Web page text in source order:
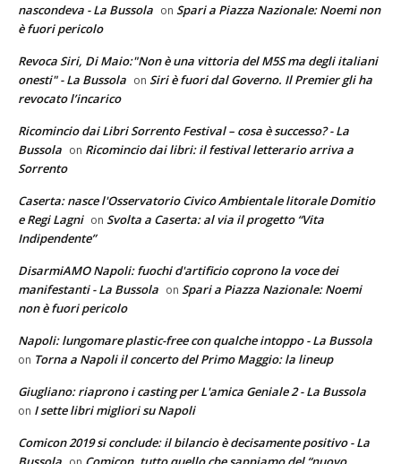
nascondeva - La Bussola on Spari a Piazza Nazionale: Noemi non
è fuori pericolo
Revoca Siri, Di Maio:"Non è una vittoria del M5S ma degli italiani
onesti" - La Bussola on Siri è fuori dal Governo. Il Premier gli ha
revocato l’incarico
Ricomincio dai Libri Sorrento Festival – cosa è successo? - La
Bussola on Ricomincio dai libri: il festival letterario arriva a
Sorrento
Caserta: nasce l'Osservatorio Civico Ambientale litorale Domitio
e Regi Lagni on Svolta a Caserta: al via il progetto “Vita
Indipendente”
DisarmiAMO Napoli: fuochi d'artificio coprono la voce dei
manifestanti - La Bussola on Spari a Piazza Nazionale: Noemi
non è fuori pericolo
Napoli: lungomare plastic-free con qualche intoppo - La Bussola
on Torna a Napoli il concerto del Primo Maggio: la lineup
Giugliano: riaprono i casting per L'amica Geniale 2 - La Bussola
on I sette libri migliori su Napoli
Comicon 2019 si conclude: il bilancio è decisamente positivo - La